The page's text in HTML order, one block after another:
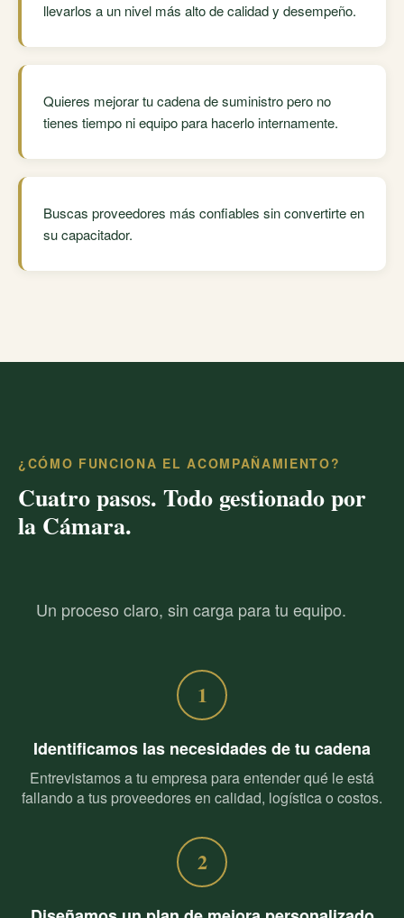
llevarlos a un nivel más alto de calidad y desempeño.
Quieres mejorar tu cadena de suministro pero no
tienes tiempo ni equipo para hacerlo internamente.
Buscas proveedores más confiables sin convertirte en
su capacitador.
¿CÓMO FUNCIONA EL ACOMPAÑAMIENTO?
Cuatro pasos. Todo gestionado por
la Cámara.
Un proceso claro, sin carga para tu equipo.
1
Identificamos las necesidades de tu cadena
Entrevistamos a tu empresa para entender qué le está
fallando a tus proveedores en calidad, logística o costos.
2